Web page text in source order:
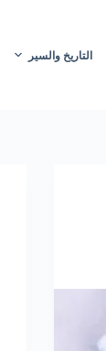
التاريخ والسير